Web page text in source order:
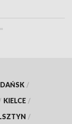
/
KIELCE /
/